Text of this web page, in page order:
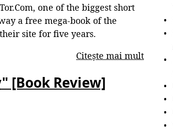
one of the biggest short
a free mega-book of the
site for five years.
Citește mai mult
[Book Review]